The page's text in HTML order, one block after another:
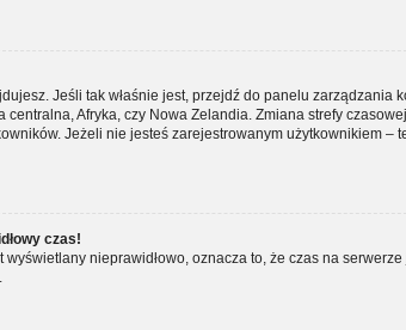
Jeśli tak właśnie jest, przejdź do panelu zarządzania
Afryka, czy Nowa Zelandia. Zmiana strefy
Jeżeli nie jesteś zarejestrowanym użytkownikiem –
czas!
nieprawidłowo, oznacza to, że czas na serwerze